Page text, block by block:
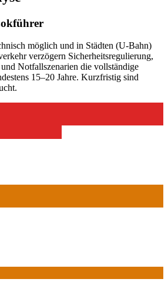
möglich und in Städten (U-Bahn)
verzögern Sicherheitsregulierung,
Notfallszenarien die vollständige
15–20 Jahre. Kurzfristig sind